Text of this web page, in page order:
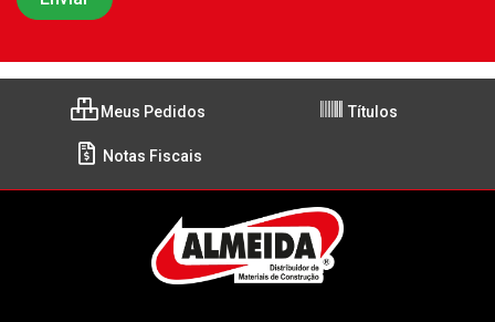
Meus Pedidos Títulos
Notas Fiscais